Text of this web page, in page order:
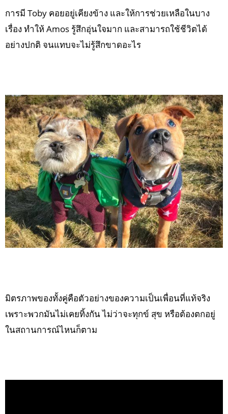
การมี Toby คอยอยู่เคียงข้าง และให้การช่วยเหลือในบาง
เรื่อง ทำให้ Amos รู้สึกอุ่นใจมาก และสามารถใช้ชีวิตได้
อย่างปกติ จนแทบจะไม่รู้สึกขาดอะไร
มิตรภาพของทั้งคู่คือตัวอย่างของความเป็นเพื่อนที่แท้จริง
เพราะพวกมันไม่เคยทิ้งกัน ไม่ว่าจะทุกข์ สุข หรือต้องตกอยู่
ในสถานการณ์ไหนก็ตาม